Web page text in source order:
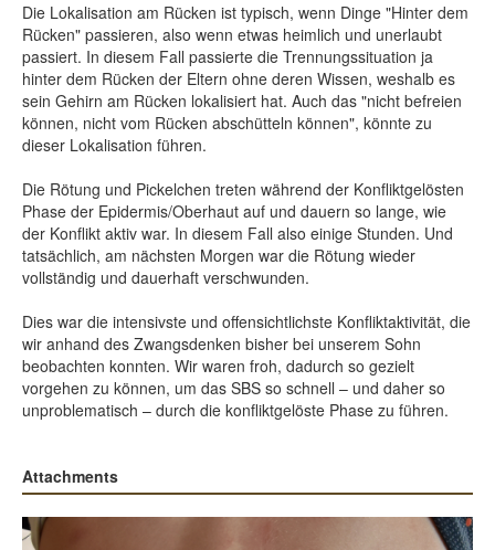
Die Lokalisation am Rücken ist typisch, wenn Dinge "Hinter dem
Rücken" passieren, also wenn etwas heimlich und unerlaubt
passiert. In diesem Fall passierte die Trennungssituation ja
hinter dem Rücken der Eltern ohne deren Wissen, weshalb es
sein Gehirn am Rücken lokalisiert hat. Auch das "nicht befreien
können, nicht vom Rücken abschütteln können", könnte zu
dieser Lokalisation führen.
Die Rötung und Pickelchen treten während der Konfliktgelösten
Phase der Epidermis/Oberhaut auf und dauern so lange, wie
der Konflikt aktiv war. In diesem Fall also einige Stunden. Und
tatsächlich, am nächsten Morgen war die Rötung wieder
vollständig und dauerhaft verschwunden.
Dies war die intensivste und offensichtlichste Konfliktaktivität, die
wir anhand des Zwangsdenken bisher bei unserem Sohn
beobachten konnten. Wir waren froh, dadurch so gezielt
vorgehen zu können, um das SBS so schnell – und daher so
unproblematisch – durch die konfliktgelöste Phase zu führen.
Attachments